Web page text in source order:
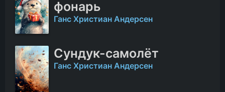
фонарь
Ганс Христиан Андерсен
Сундук-самолёт
Ганс Христиан Андерсен